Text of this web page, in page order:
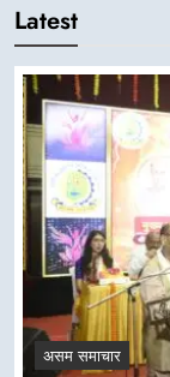
Latest
असम समाचार